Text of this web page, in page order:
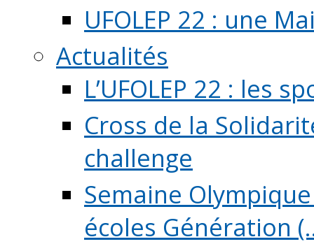
UFOLEP 22 : une
Actualités
L’UFOLEP 22 : les
Cross de la
challenge
Semaine
écoles Génération